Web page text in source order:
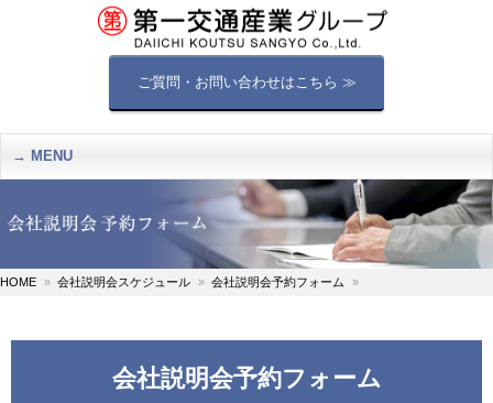
ご質問・お問い合わせはこちら ≫
MENU
HOME 会社説明会スケジュール 会社説明会予約フォーム
会社説明会予約フォーム